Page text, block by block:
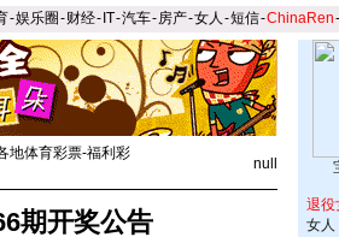
-娱乐圈 -财经- IT-汽车-房产-女人 -短信-ChinaRen-
地体育彩票-福利彩
null
期开奖公告
退役
女人